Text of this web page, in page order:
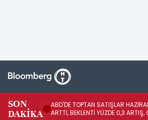
SON
DAKİKA
ABD'DE TOPTAN SATIŞLAR
ARTTI, BEKLENTİ YÜZDE 0,3